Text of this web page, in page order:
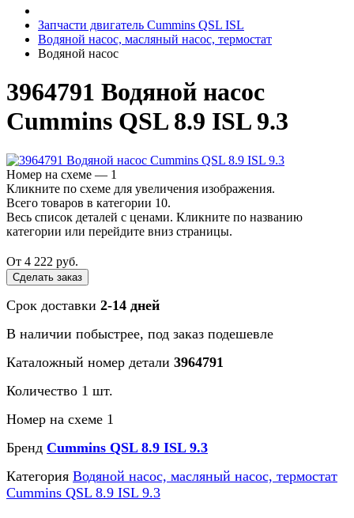
Запчасти двигатель Cummins QSL ISL
Водяной насос, масляный насос, термостат
Водяной насос
3964791 Водяной насос
Cummins QSL 8.9 ISL 9.3
Номер на схеме — 1
Кликните по схеме для увеличения изображения.
Всего товаров в категории 10.
Весь список деталей с ценами. Кликните по названию
категории или перейдите вниз страницы.
От 4 222 руб.
Сделать заказ
Срок доставки 2-14 дней
В наличии побыстрее, под заказ подешевле
Каталожный номер детали 3964791
Количество 1 шт.
Номер на схеме 1
Бренд Cummins QSL 8.9 ISL 9.3
Категория Водяной насос, масляный насос, термостат
Cummins QSL 8.9 ISL 9.3